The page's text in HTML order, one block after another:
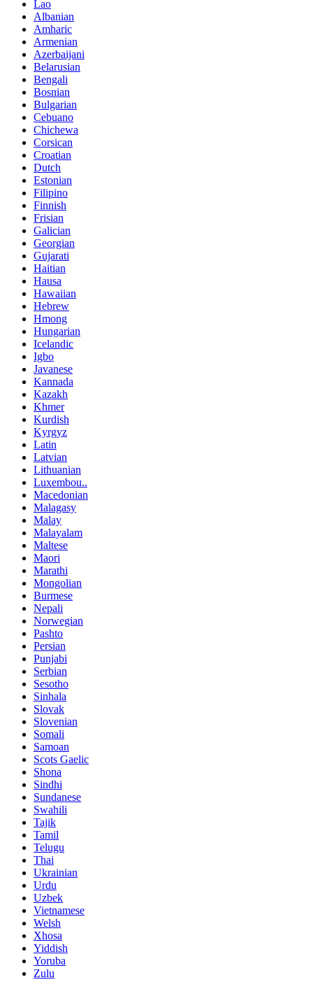
Lao
Albanian
Amharic
Armenian
Azerbaijani
Belarusian
Bengali
Bosnian
Bulgarian
Cebuano
Chichewa
Corsican
Croatian
Dutch
Estonian
Filipino
Finnish
Frisian
Galician
Georgian
Gujarati
Haitian
Hausa
Hawaiian
Hebrew
Hmong
Hungarian
Icelandic
Igbo
Javanese
Kannada
Kazakh
Khmer
Kurdish
Kyrgyz
Latin
Latvian
Lithuanian
Luxembou..
Macedonian
Malagasy
Malay
Malayalam
Maltese
Maori
Marathi
Mongolian
Burmese
Nepali
Norwegian
Pashto
Persian
Punjabi
Serbian
Sesotho
Sinhala
Slovak
Slovenian
Somali
Samoan
Scots Gaelic
Shona
Sindhi
Sundanese
Swahili
Tajik
Tamil
Telugu
Thai
Ukrainian
Urdu
Uzbek
Vietnamese
Welsh
Xhosa
Yiddish
Yoruba
Zulu